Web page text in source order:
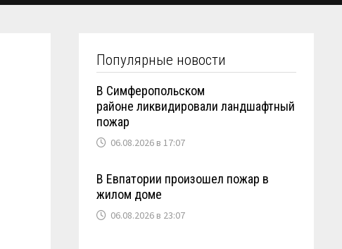
Популярные новости
В Симферопольском
районе ликвидировали ландшафтный
пожар
06.08.2026 в 17:07
В Евпатории произошел пожар в
жилом доме
06.08.2026 в 23:07